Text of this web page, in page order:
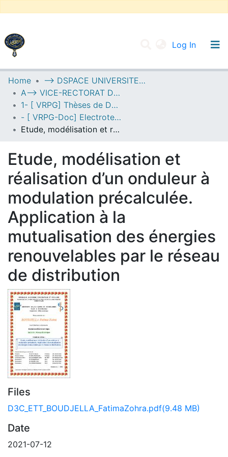
Log In
UNIVERSITY OF D.L SIDI BEL ABBES
Statistics
Home
--> DSPACE UNIVERSITE DJILALLI LIABES DE SIDI BEL ABBES
A--> VICE-RECTORAT DE LA POST-GRADUATION
1- [ VRPG] Thèses de Doctorat
- [ VRPG-Doc] Electrotechnique --- كهروتقني
Etude, modélisation et réalisation d’un onduleur à modulation précalculée. Application à la mutualisation des énergies renouvelables par le réseau de distribution
Etude, modélisation et
réalisation d’un onduleur à
modulation précalculée.
Application à la
mutualisation des énergies
renouvelables par le réseau
de distribution
Files
D3C_ETT_BOUDJELLA_FatimaZohra.pdf(9.48 MB)
Date
2021-07-12